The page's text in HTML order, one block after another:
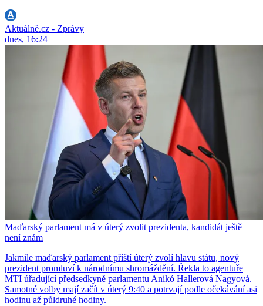
Aktuálně.cz - Zprávy
dnes, 16:24
Maďarský parlament má v úterý zvolit prezidenta, kandidát ještě
není znám
Jakmile maďarský parlament příští úterý zvolí hlavu státu, nový
prezident promluví k národnímu shromáždění. Řekla to agentuře
MTI úřadující předsedkyně parlamentu Anikó Hallerová Nagyová.
Samotné volby mají začít v úterý 9:40 a potrvají podle očekávání asi
hodinu až půldruhé hodiny.